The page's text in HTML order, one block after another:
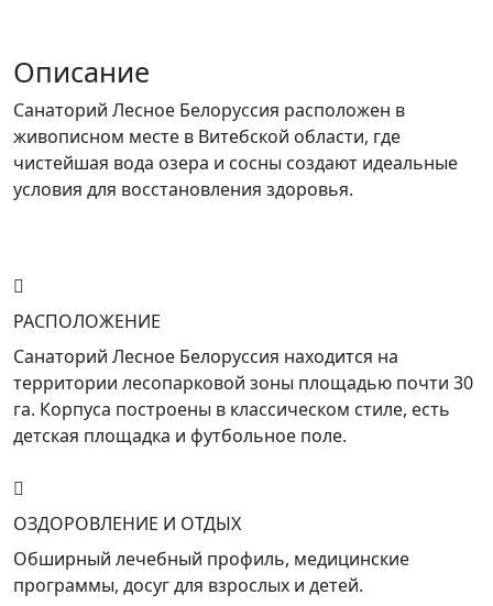
Описание
Санаторий Лесное Белоруссия расположен в
живописном месте в Витебской области, где
чистейшая вода озера и сосны создают идеальные
условия для восстановления здоровья.
РАСПОЛОЖЕНИЕ
Санаторий Лесное Белоруссия находится на
территории лесопарковой зоны площадью почти 30
га. Корпуса построены в классическом стиле, есть
детская площадка и футбольное поле.
ОЗДОРОВЛЕНИЕ И ОТДЫХ
Обширный лечебный профиль, медицинские
программы, досуг для взрослых и детей.